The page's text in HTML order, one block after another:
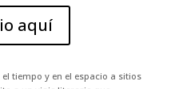
aquí
tiempo y en el espacio a sitios